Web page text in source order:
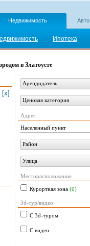
Недвижимость Авто
Ипотека
в Златоусте
[x]
Арендодатель
Ценовая категория
Адрес
Населенный пункт
Район
Улица
Месторасположение
Курортная зона (0)
3d-тур/видео
С 3d-туром
С видео